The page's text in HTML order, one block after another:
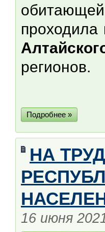
регионов.
Подробнее »
НА
16 июня